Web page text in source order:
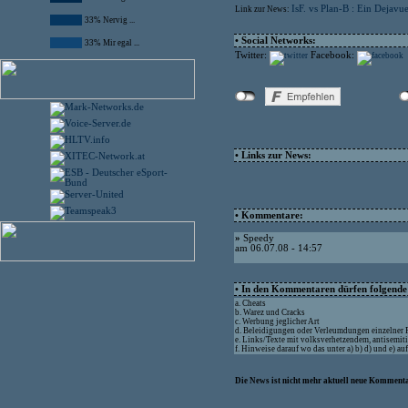
33% Nervig ...
33% Mir egal ...
Link zur News: IsF. vs Plan-B : Ein
• Social Networks:
Twitter:
Facebook:
• Links zur News:
• Kommentare:
» Speedy
am 06.07.08 - 14:57
• In den Kommentaren dürfen
a. Cheats
b. Warez und Cracks
c. Werbung jeglicher Art
d. Beleidigungen oder Verleumdungen einzelner
e. Links/Texte mit volksverhetzendem,
f. Hinweise darauf wo das unter a) b) d) und e)
Die News ist nicht mehr aktuell neue